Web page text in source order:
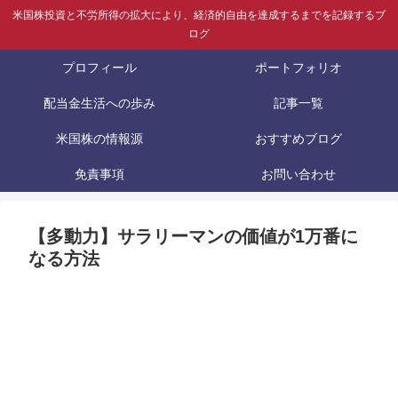
米国株投資と不労所得の拡大により、経済的自由を達成するまでを記録するブ
ログ
プロフィール ポートフォリオ
配当金生活への歩み 記事一覧
米国株の情報源 おすすめブログ
免責事項 お問い合わせ
【多動力】サラリーマンの価値が1万番に
なる方法